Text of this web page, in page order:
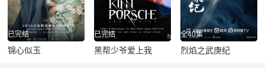
已完结
锦心似玉
已完结
黑帮少爷爱上我
全40集
烈焰之武庚纪